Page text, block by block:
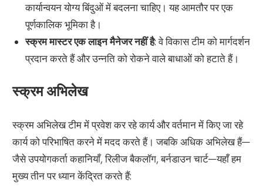
कार्यान्वयन योग्य बिंदुओं में बदलना चाहिए। यह आमतौर पर एक
पूर्णकालिक भूमिका है।
स्क्रम मास्टर एक लाइन मैनेजर नहीं है: वे विकास टीम को मार्गदर्शन
प्रदान करते हैं और उन्नति को रोकने वाले बाधाओं को हटाते हैं।
स्क्रम अभिलेख
स्क्रम अभिलेख टीम में प्रवेश कर रहे कार्य और वर्तमान में किए जा रहे
कार्य को परिभाषित करने में मदद करते हैं। जबकि अधिक अभिलेख हैं—
जैसे उपयोगकर्ता कहानियाँ, रिलीज बैकलॉग, बर्नडाउन चार्ट—यहाँ हम
मुख्य तीन पर ध्यान केंद्रित करते हैं: